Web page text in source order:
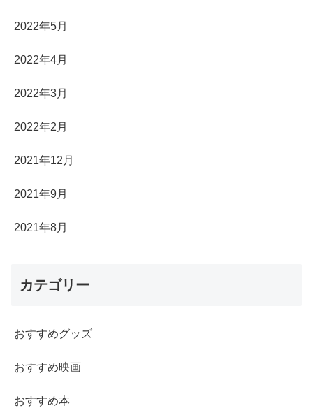
2022年5月
2022年4月
2022年3月
2022年2月
2021年12月
2021年9月
2021年8月
カテゴリー
おすすめグッズ
おすすめ映画
おすすめ本